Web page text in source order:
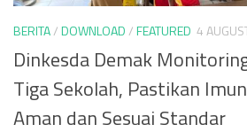
BERITA/DOWNLOAD/FEATURED 4
Dinkesda Demak
Tiga Sekolah, Pastikan
Aman dan Sesuai Standar